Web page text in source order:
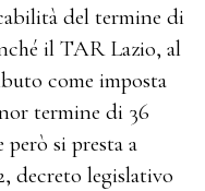
del termine di
il TAR Lazio, al
come imposta
termine di 36
si presta a
decreto legislativo